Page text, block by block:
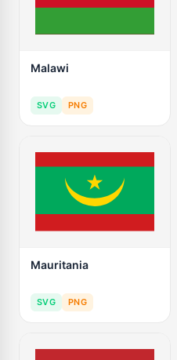
Malawi
SVG PNG
Mauritania
SVG PNG